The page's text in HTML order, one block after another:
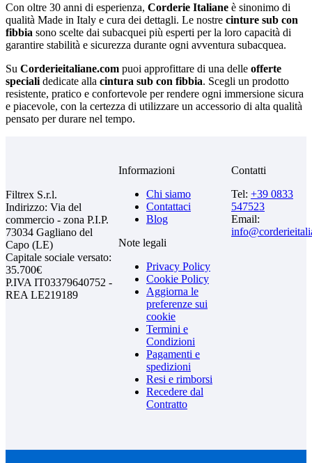
Con oltre 30 anni di esperienza, Corderie Italiane è sinonimo di
qualità Made in Italy e cura dei dettagli. Le nostre cinture sub con
fibbia sono scelte dai subacquei più esperti per la loro capacità di
garantire stabilità e sicurezza durante ogni avventura subacquea.
Su Corderieitaliane.com puoi approfittare di una delle offerte
speciali dedicate alla cintura sub con fibbia. Scegli un prodotto
resistente, pratico e confortevole per rendere ogni immersione sicura
e piacevole, con la certezza di utilizzare un accessorio di alta qualità
pensato per durare nel tempo.
Filtrex S.r.l.
Indirizzo: Via del
commercio - zona P.I.P.
73034 Gagliano del
Capo (LE)
Capitale sociale versato:
35.700€
P.IVA IT03379640752 -
REA LE219189
Informazioni
Chi siamo
Contattaci
Blog
Note legali
Privacy Policy
Cookie Policy
Aggiorna le
preferenze sui
cookie
Termini e
Condizioni
Pagamenti e
spedizioni
Resi e rimborsi
Recedere dal
Contratto
Contatti
Tel: +39 0833
547523
Email: